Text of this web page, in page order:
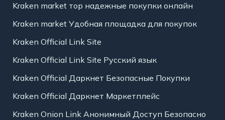
Kraken market тор надежные покупки онлайн
Kraken market Удобная площадка для покупок
Kraken Official Link Site
Kraken Official Link Site Русский язык
Kraken Official Даркнет Безопасные Покупки
Kraken Official Даркнет Маркетплейс
Kraken Onion Link Анонимный Доступ Безопасно